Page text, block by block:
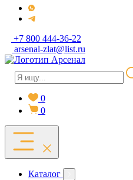
+7 800 444-36-22
arsenal-zlat@list.ru
0
0
Каталог